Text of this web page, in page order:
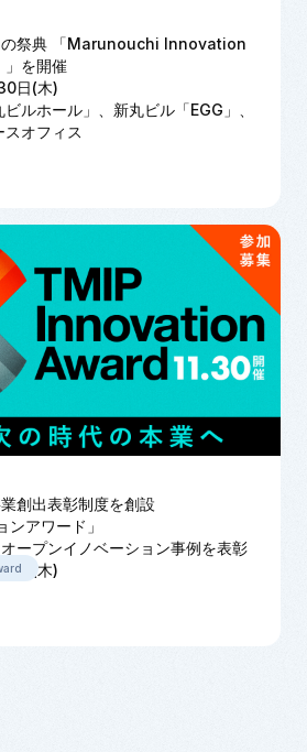
の祭典 「Marunouchi Innovation
」を開催
日(木)
ルホール」、新丸ビル「EGG」、
オフィス
創出表彰制度を創設
ンアワード」
ープンイノベーション事例を表彰
日(木)